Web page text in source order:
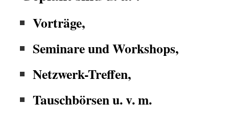
Vorträge,
Seminare und Workshops,
Netzwerk-Treffen,
Tauschbörsen u. v. m.